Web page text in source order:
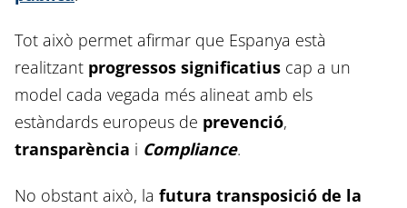
Tot això permet afirmar que Espanya està
realitzant progressos significatius cap a un
model cada vegada més alineat amb els
estàndards europeus de prevenció,
transparència i Compliance.
No obstant això, la futura transposició de la